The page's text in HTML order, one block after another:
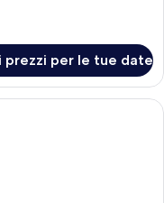
prezzi per le tue date
d'albergo con due letti, una